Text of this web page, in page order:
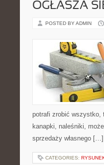
OGŁASZA
POSTED BY ADMIN
potrafi zrobić wszystko,
kanapki, naleśniki,
sprzedaży własnego […]
CATEGORIES: